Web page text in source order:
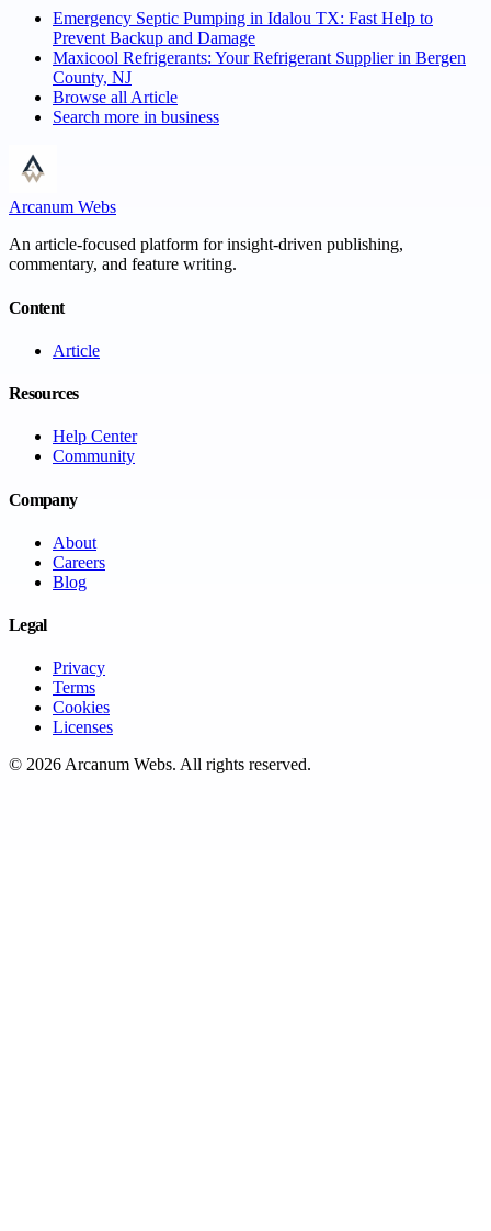
Emergency Septic Pumping in Idalou TX: Fast Help to
Prevent Backup and Damage
Maxicool Refrigerants: Your Refrigerant Supplier in Bergen
County, NJ
Browse all Article
Search more in business
Arcanum Webs
An article-focused platform for insight-driven publishing,
commentary, and feature writing.
Content
Article
Resources
Help Center
Community
Company
About
Careers
Blog
Legal
Privacy
Terms
Cookies
Licenses
© 2026Arcanum Webs. All rights reserved.